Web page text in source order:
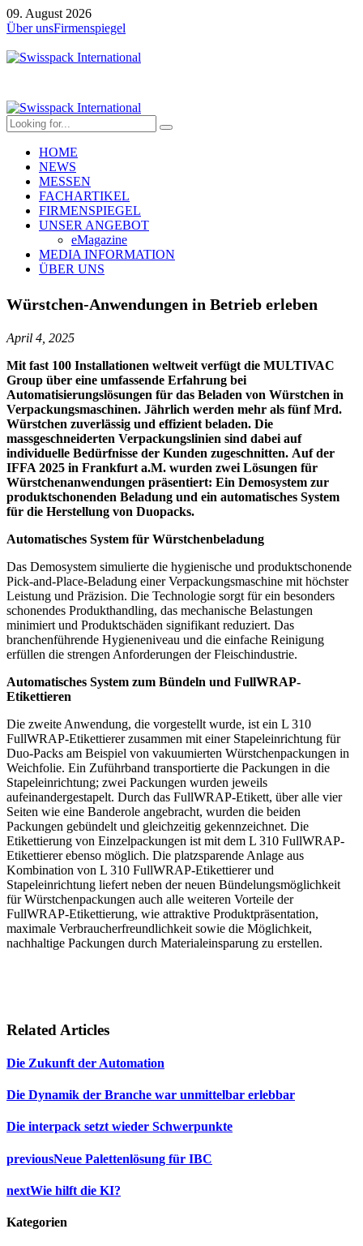
09. August 2026
Über unsFirmenspiegel
HOME
NEWS
MESSEN
FACHARTIKEL
FIRMENSPIEGEL
UNSER ANGEBOT
eMagazine
MEDIA INFORMATION
ÜBER UNS
Würstchen-Anwendungen in Betrieb erleben
April 4, 2025
Mit fast 100 Installationen weltweit verfügt die MULTIVAC
Group über eine umfassende Erfahrung bei
Automatisierungslösungen für das Beladen von Würstchen in
Verpackungsmaschinen. Jährlich werden mehr als fünf Mrd.
Würstchen zuverlässig und effizient beladen. Die
massgeschneiderten Verpackungslinien sind dabei auf
individuelle Bedürfnisse der Kunden zugeschnitten. Auf der
IFFA 2025 in Frankfurt a.M. wurden zwei Lösungen für
Würstchenanwendungen präsentiert: Ein Demosystem zur
produktschonenden Beladung und ein automatisches System
für die Herstellung von Duopacks.
Automatisches System für Würstchenbeladung
Das Demosystem simulierte die hygienische und produktschonende
Pick-and-Place-Beladung einer Verpackungsmaschine mit höchster
Leistung und Präzision. Die Technologie sorgt für ein besonders
schonendes Produkthandling, das mechanische Belastungen
minimiert und Produktschäden signifikant reduziert. Das
branchenführende Hygieneniveau und die einfache Reinigung
erfüllen die strengen Anforderungen der Fleischindustrie.
Automatisches System zum Bündeln und FullWRAP-
Etikettieren
Die zweite Anwendung, die vorgestellt wurde, ist ein L 310
FullWRAP-Etikettierer zusammen mit einer Stapeleinrichtung für
Duo-Packs am Beispiel von vakuumierten Würstchenpackungen in
Weichfolie. Ein Zuführband transportierte die Packungen in die
Stapeleinrichtung; zwei Packungen wurden jeweils
aufeinandergestapelt. Durch das FullWRAP-Etikett, über alle vier
Seiten wie eine Banderole angebracht, wurden die beiden
Packungen gebündelt und gleichzeitig gekennzeichnet. Die
Etikettierung von Einzelpackungen ist mit dem L 310 FullWRAP-
Etikettierer ebenso möglich. Die platzsparende Anlage aus
Kombination von L 310 FullWRAP-Etikettierer und
Stapeleinrichtung liefert neben der neuen Bündelungsmöglichkeit
für Würstchenpackungen auch alle weiteren Vorteile der
FullWRAP-Etikettierung, wie attraktive Produktpräsentation,
maximale Verbraucherfreundlichkeit sowie die Möglichkeit,
nachhaltige Packungen durch Materialeinsparung zu erstellen.
Related Articles
Die Zukunft der Automation
Die Dynamik der Branche war unmittelbar erlebbar
Die interpack setzt wieder Schwerpunkte
previousNeue Palettenlösung für IBC
nextWie hilft die KI?
Kategorien